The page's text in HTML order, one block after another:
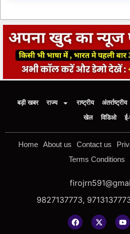
बड़ी खबर राज्य राष्ट्रीय अंतर्राष्ट्रीय
खेल
विडिओ
Home About us Contact us
Terms Conditions
9827137773,